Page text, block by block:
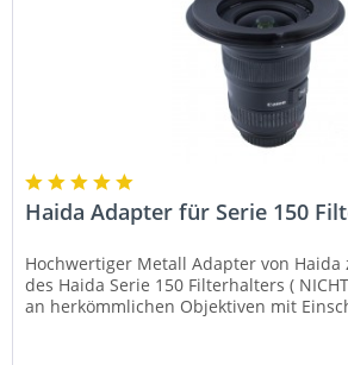
Haida Adapter für Serie 150
Hochwertiger Metall Adapter von Haida
des Haida Serie 150 Filterhalters (
an herkömmlichen Objektiven mit